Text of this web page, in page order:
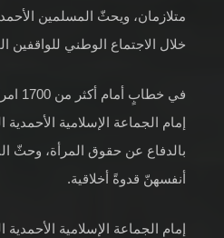
متلازمان، ويحثّ المسلمين
خلال الاجتماع الوطني للواقفين
في
إمام الجماعة الإسلامية الأحمدية
بالدفاع عن حقوق المرأة، وحثّ
أنفسهنّ قدوةً أخلاقية.
إمام الجماعة الإسلامية الأحمدية